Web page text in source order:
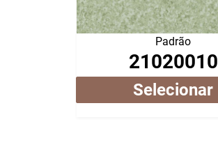
Padrão
21020010
Selecionar